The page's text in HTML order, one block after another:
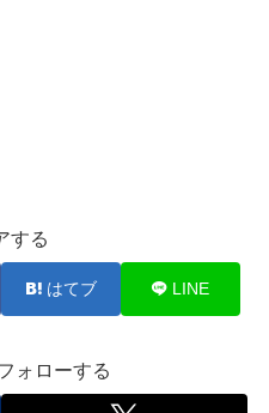
する
はてブ LINE
ォローする